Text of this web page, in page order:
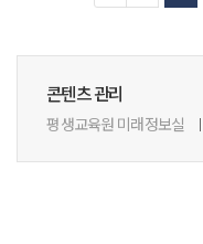
콘텐츠 관리
평생교육원 미래정보실